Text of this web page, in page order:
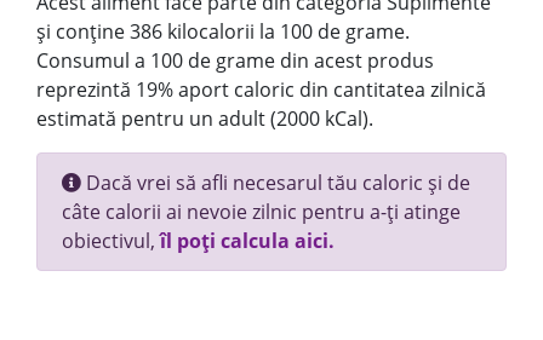
și conține 386 kilocalorii la 100 de grame.
Consumul a 100 de grame din acest produs
reprezintă 19% aport caloric din cantitatea zilnică
estimată pentru un adult (2000 kCal).
Dacă vrei să afli necesarul tău caloric și de
câte calorii ai nevoie zilnic pentru a-ți atinge
obiectivul,îl poți calcula aici.